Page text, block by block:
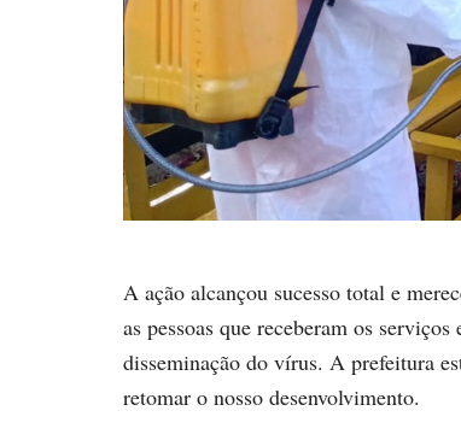
A ação alcançou sucesso total e
as pessoas que receberam os
disseminação do vírus. A prefeitura
retomar o nosso desenvolvimento.